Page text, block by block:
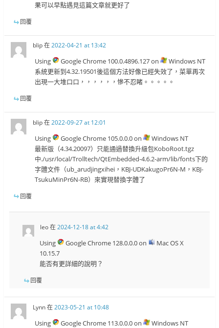
果可以早點遇見這篇文章就更好了
回覆
blip在2022-04-21 at 13:42
Using Google Chrome 100.0.4896.127 on
Windows NT
系統更新到4.32.19501後這個方法好像已經失效了，菜單再次
出現一大堆口口，，，，，，慘不忍睹。。。。。
回覆
blip在2022-09-27 at 12:01
Using Google Chrome 105.0.0.0 on
Windows NT
最新版（4.34.20097）只能通過替換升級包KoboRoot.tgz
中./usr/local/Trolltech/QtEmbedded-4.6.2-arm/lib/fonts下的
字體文件（ub_arudjingxihei，KBJ-UDKakugoPr6N-M，KBJ-
TsukuMinPr6N-RB）來實現替換字體了
回覆
leo在2024-12-18 at 4:42
Using Google Chrome 128.0.0.0 on
Mac OS X
10.15.7
能否有更詳細的說明？
回覆
Lynn在2023-05-21 at 10:48
Using Google Chrome 113.0.0.0 on
Windows NT